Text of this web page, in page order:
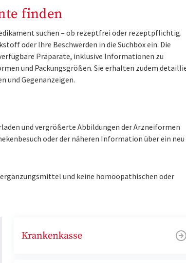
finden
suchen – ob rezeptfrei oder rezeptpflichtig.
oder Ihre Beschwerden in die Suchbox ein. Die
Präparate, inklusive Informationen zu
und Packungsgrößen. Sie erhalten zudem
und Gegenanzeigen.
und vergrößerte Abbildungen der Arzneiformen
oder der näheren Information über ein
und keine homöopathischen oder
Krankenkasse